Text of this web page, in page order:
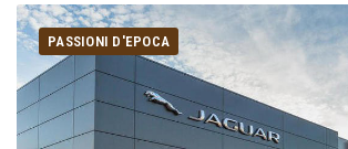
PASSIONI D'EPOCA